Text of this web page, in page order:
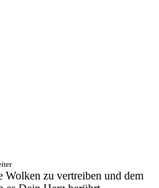
zu vertreiben und dem